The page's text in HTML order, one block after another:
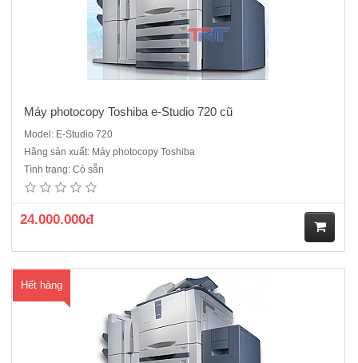
Máy photocopy Toshiba e-Studio 720 cũ
Model: E-Studio 720
Hãng sản xuất: Máy photocopy Toshiba
Tình trạng: Có sẵn
24.000.000đ
Hết hàng
Máy photocopy Toshiba E-Studio 723 cũDòng máy công nghiệp rất
nhiều cửa hàng dịch vụ, công ty photo số lượng lớn hiện nay đang sử
dụng, Sản xuất năm 2012. Máy dễ sử dụng, cực bền, chi phí đổ mực